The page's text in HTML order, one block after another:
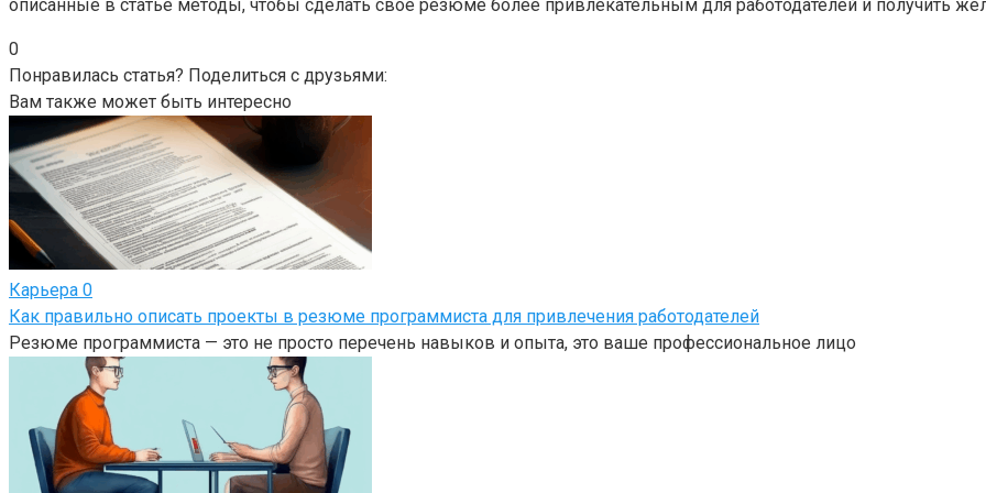
описанные в статье методы, чтобы сделать свое резюме более привлекательным для работодателей и получить
0
Понравилась статья? Поделиться с друзьями:
Вам также может быть интересно
Карьера 0
Как правильно описать проекты в резюме программиста для привлечения работодателей
Резюме программиста — это не просто перечень навыков и опыта, это ваше профессиональное лицо